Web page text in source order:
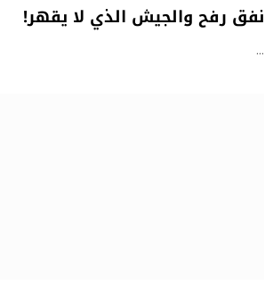
نفق رفح والجيش الذي لا يقهر!
…